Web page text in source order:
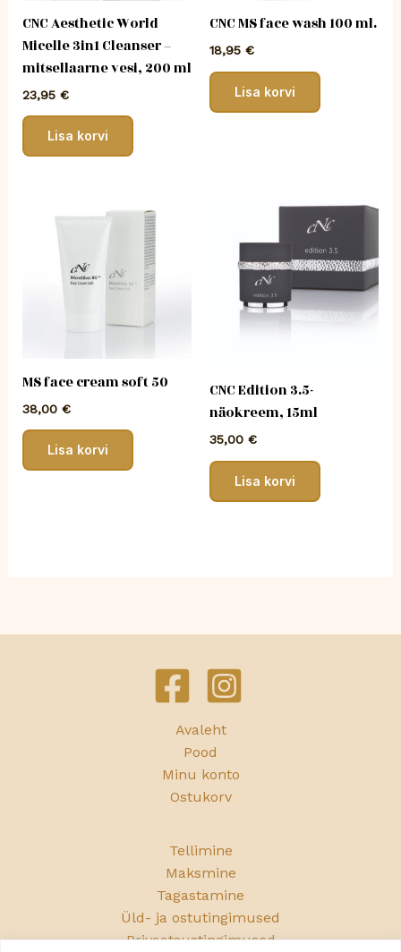
CNC Aesthetic World
Micelle 3in1 Cleanser –
mitsellaarne vesi, 200 ml
23,95 €
Lisa korvi
CNC MS face wash 100 ml.
18,95 €
Lisa korvi
MS face cream soft 50
38,00 €
Lisa korvi
CNC Edition 3.5-
näokreem, 15ml
35,00 €
Lisa korvi
Avaleht
Pood
Minu konto
Ostukorv
Tellimine
Maksmine
Tagastamine
Üld- ja ostutingimused
Privaatsustingimused